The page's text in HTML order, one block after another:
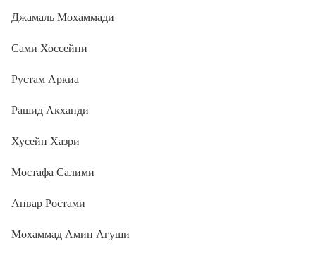
Джамаль Мохаммади
Сами Хоссейни
Рустам Аркиа
Рашид Акханди
Хусейн Хазри
Мостафа Салими
Анвар Ростами
Мохаммад Амин Агуши